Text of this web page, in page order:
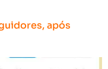
após